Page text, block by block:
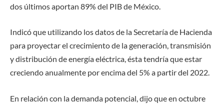
dos últimos aportan 89% del PIB de México.
Indicó que utilizando los datos de la Secretaría de Hacienda
para proyectar el crecimiento de la generación, transmisión
y distribución de energía eléctrica, ésta tendría que estar
creciendo anualmente por encima del 5% a partir del 2022.
En relación con la demanda potencial, dijo que en octubre